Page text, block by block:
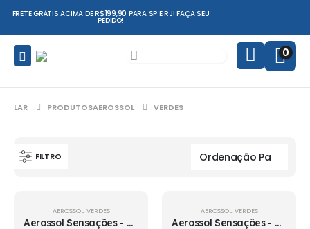
FRETE GRÁTIS ACIMA DE R$199,90 PARA SP E RJ! FAÇA SEU
PEDIDO!
0
LAR PRODUTOSAEROSSOL VERDES
FILTRO
AEROSSOL, VERDES
Aerossol Sensações - Bamboo
AEROSSOL, VERDES
Aerossol Sensações - Capim Santo